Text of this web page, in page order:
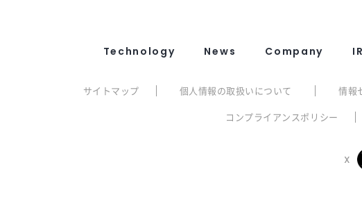
Technology News Company IR
サイトマップ 個人情報の取扱いについて 情報
コンプライアンスポリシー
X